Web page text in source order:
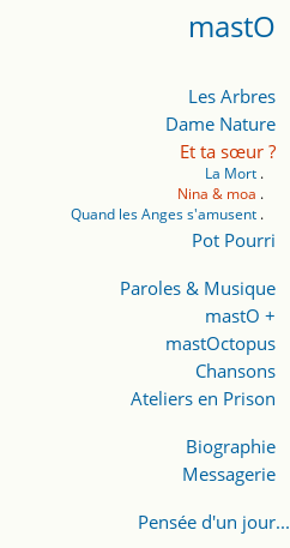
mastO
Les Arbres
Dame Nature
Et ta sœur ?
La Mort
Nina & moa
Quand les Anges s'amusent
Pot Pourri
Paroles & Musique
mastO +
mastOctopus
Chansons
Ateliers en Prison
Biographie
Messagerie
Pensée d'un jour...